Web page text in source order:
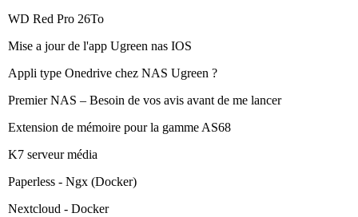
WD Red Pro 26To
Mise a jour de l'app Ugreen nas IOS
Appli type Onedrive chez NAS Ugreen ?
Premier NAS – Besoin de vos avis avant de me lancer
Extension de mémoire pour la gamme AS68
K7 serveur média
Paperless - Ngx (Docker)
Nextcloud - Docker